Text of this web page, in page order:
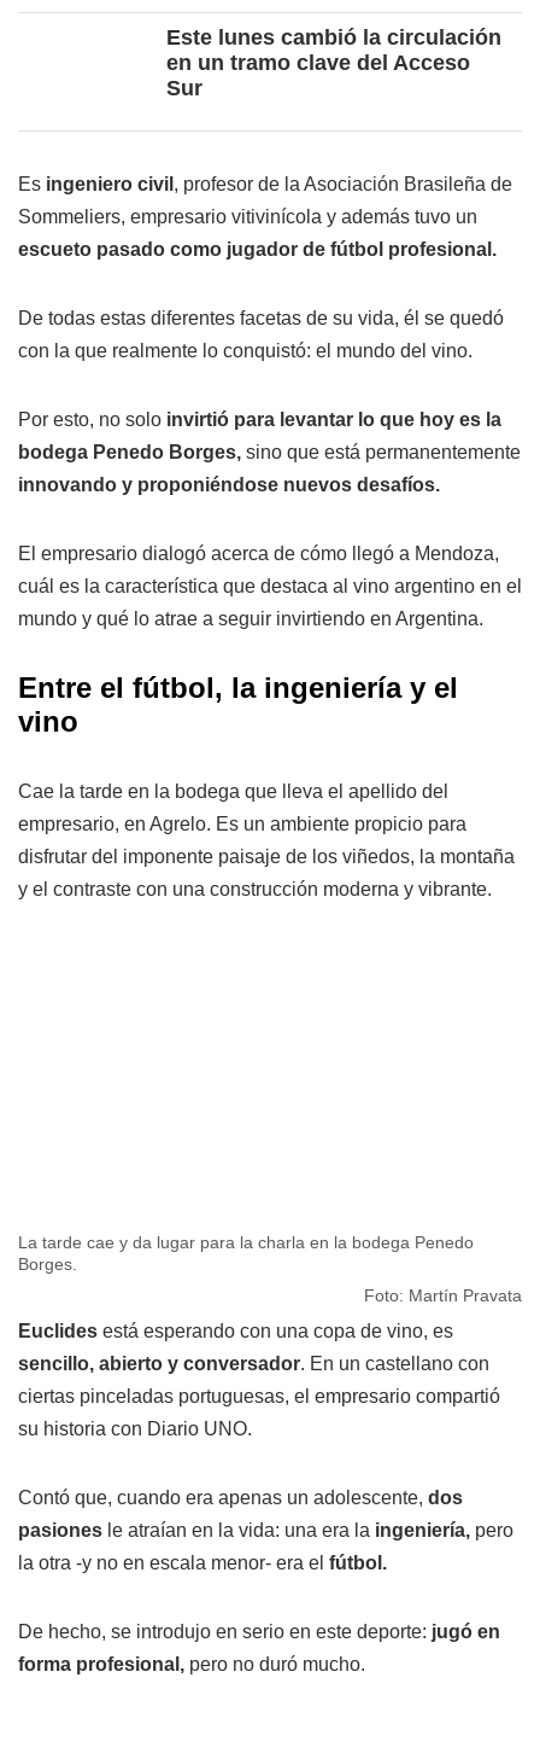
Este lunes cambió la circulación
en un tramo clave del Acceso
Sur
Es ingeniero civil , profesor de la Asociación Brasileña de
Sommeliers, empresario vitivinícola y además tuvo un
escueto pasado como jugador de fútbol profesional.
De todas estas diferentes facetas de su vida, él se quedó
con la que realmente lo conquistó: el mundo del vino.
Por esto, no solo invirtió para levantar lo que hoy es la
bodega Penedo Borges, sino que está permanentemente
innovando y proponiéndose nuevos desafíos.
El empresario dialogó acerca de cómo llegó a Mendoza,
cuál es la característica que destaca al vino argentino en el
mundo y qué lo atrae a seguir invirtiendo en Argentina.
Entre el fútbol, la ingeniería y el
vino
Cae la tarde en la bodega que lleva el apellido del
empresario, en Agrelo. Es un ambiente propicio para
disfrutar del imponente paisaje de los viñedos, la montaña
y el contraste con una construcción moderna y vibrante.
La tarde cae y da lugar para la charla en la bodega Penedo
Borges.
Foto: Martín Pravata
Euclides está esperando con una copa de vino, es
sencillo, abierto y conversador. En un castellano con
ciertas pinceladas portuguesas, el empresario compartió
su historia con Diario UNO.
Contó que, cuando era apenas un adolescente, dos
pasiones le atraían en la vida: una era la ingeniería, pero
la otra -y no en escala menor- era el fútbol.
De hecho, se introdujo en serio en este deporte: jugó en
forma profesional, pero no duró mucho.